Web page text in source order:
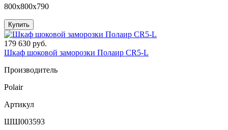
800x800x790
Купить
179 630 руб.
Шкаф шоковой заморозки Полаир CR5-L
Производитель
Polair
Артикул
ШШ003593